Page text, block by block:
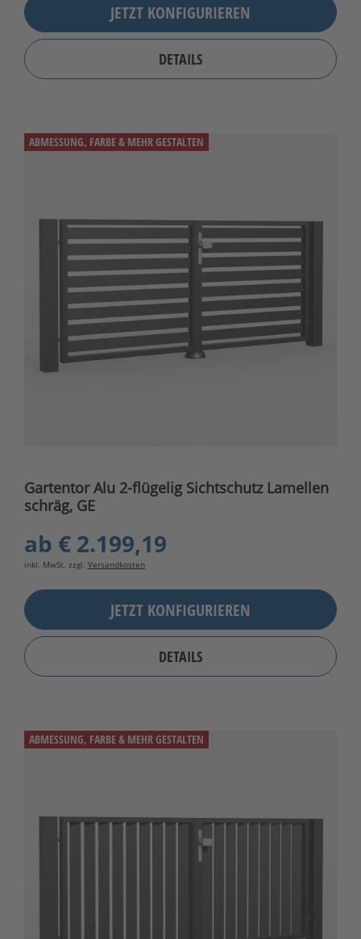
JETZT KONFIGURIEREN
DETAILS
ABMESSUNG, FARBE & MEHR GESTALTEN
Gartentor Alu 2-flügelig Sichtschutz Lamellen
schräg, GE
ab € 2.199,19
inkl. MwSt. zzgl. Versandkosten
JETZT KONFIGURIEREN
DETAILS
ABMESSUNG, FARBE & MEHR GESTALTEN